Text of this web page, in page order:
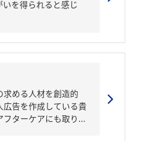
を得られると感じ
める人材を創造的
告を作成している貴
ターケアにも取り...